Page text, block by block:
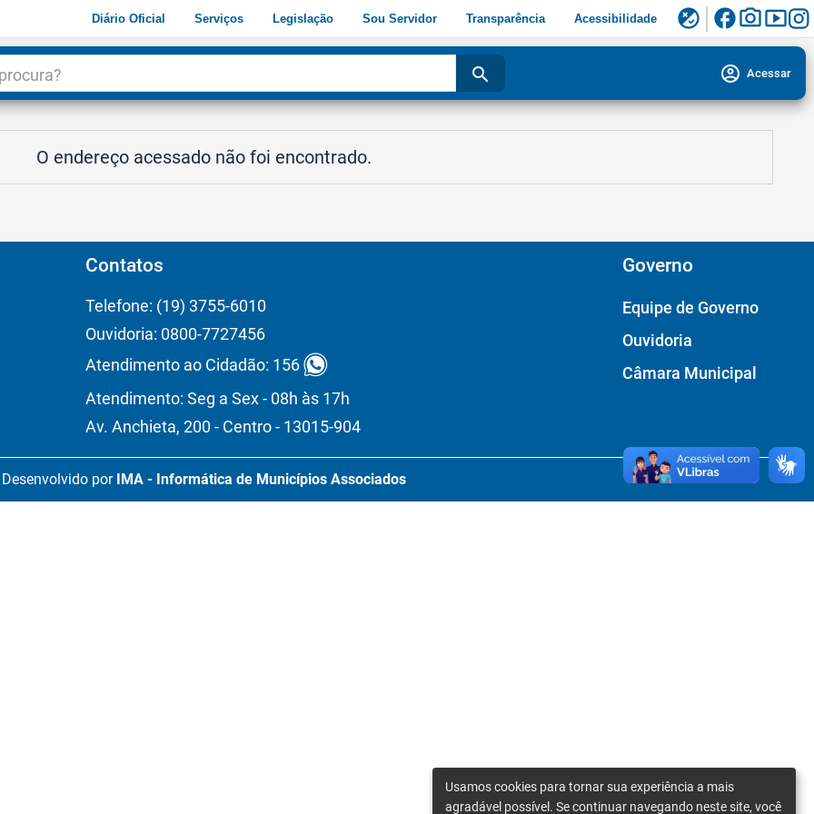
Diário Oficial Serviços Legislação Sou Servidor Transparência Acessibilidade flaky facebookphoto_camerasmart_display
search account_circle Acessar
O endereço acessado não foi encontrado.
Contatos
Telefone: (19) 3755-6010
Ouvidoria: 0800-7727456
Atendimento ao Cidadão: 156
Atendimento: Seg a Sex - 08h às 17h
Av. Anchieta, 200 - Centro - 13015-904
Governo
Equipe de Governo
Ouvidoria
Câmara Municipal
Desenvolvido por IMA - Informática de Municípios Associados
Usamos cookies para tornar sua experiência a mais
agradável possível. Se continuar navegando neste site, você